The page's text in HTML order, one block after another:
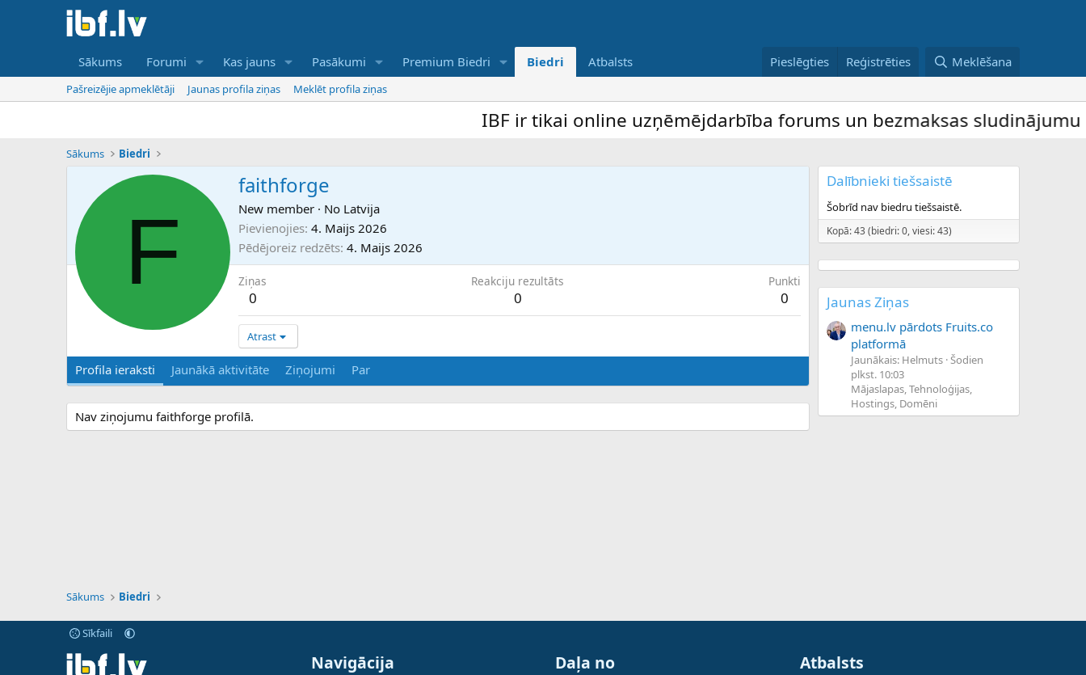
Sākums Forumi Kas jauns Pasākumi Premium Biedri Biedri Atbalsts Pieslēgties Reģistrēties Meklēšana
Pašreizējie apmeklētāji Jaunas profila ziņas Meklēt profila ziņas
IBF ir tikai online uzņēmējdarbība forums un bezmaksas sludinājumu
Sākums Biedri
F
faithforge
New member · No Latvija
Pievienojies 4. Maijs 2026
Pēdējoreiz redzēts 4. Maijs 2026
Ziņas
0
Reakciju rezultāts
0
Punkti
0
Atrast
Profila ieraksti Jaunākā aktivitāte Ziņojumi Par
Nav ziņojumu faithforge profilā.
Dalībnieki tiešsaistē
Šobrīd nav biedru tiešsaistē.
Kopā: 43 (biedri: 0, viesi: 43)
Jaunas Ziņas
menu.lv pārdots Fruits.co
platformā
Jaunākais: Helmuts Šodien
plkst. 10:03
Mājaslapas, Tehnoloģijas,
Hostings, Domēni
Sākums Biedri
Sīkfaili
Navigācija Daļa no Atbalsts